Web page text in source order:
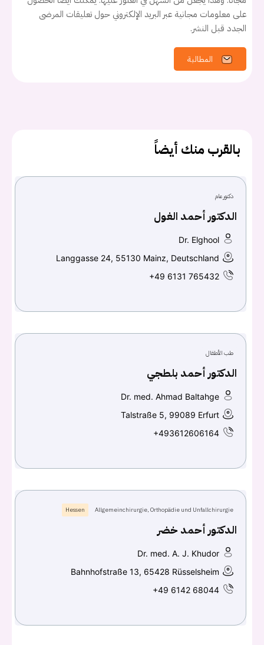
كلمه السر
تسجيل الدخول
على معلومات مجانية عبر البريد الإلكتروني حول تعليقات المرضى
الجدد قبل النشر.
المطالبة
بالقرب منك أيضاً
دكتور عام
الدكتور أحمد الغول
Dr. Elghool
Langgasse 24, 55130 Mainz, Deutschland
+49 6131 765432
طب الأطفال
الدكتور أحمد بلطجي
Dr. med. Ahmad Baltahge
Talstraße 5, 99089 Erfurt
+493612606164
Allgemeinchirurgie, Orthopädie und Unfallchirurgie
Hessen
الدكتور أحمد خضر
Dr. med. A. J. Khudor
Bahnhofstraße 13, 65428 Rüsselsheim
+49 6142 68044